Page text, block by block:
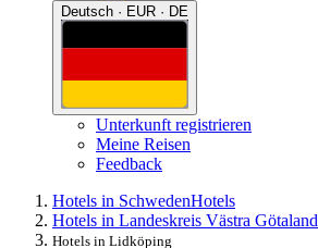
Deutsch · EUR · DE
Unterkunft registrieren
Meine Reisen
Feedback
Hotels in SchwedenHotels
Hotels in Landeskreis Västra Götaland
Hotels in Lidköping